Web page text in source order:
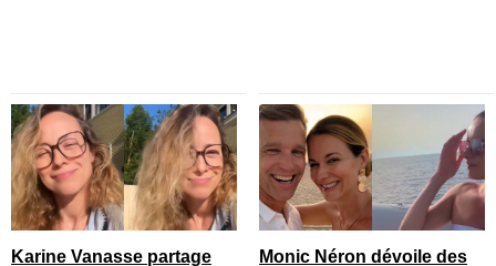
Karine Vanasse partage Monic Néron dévoile des